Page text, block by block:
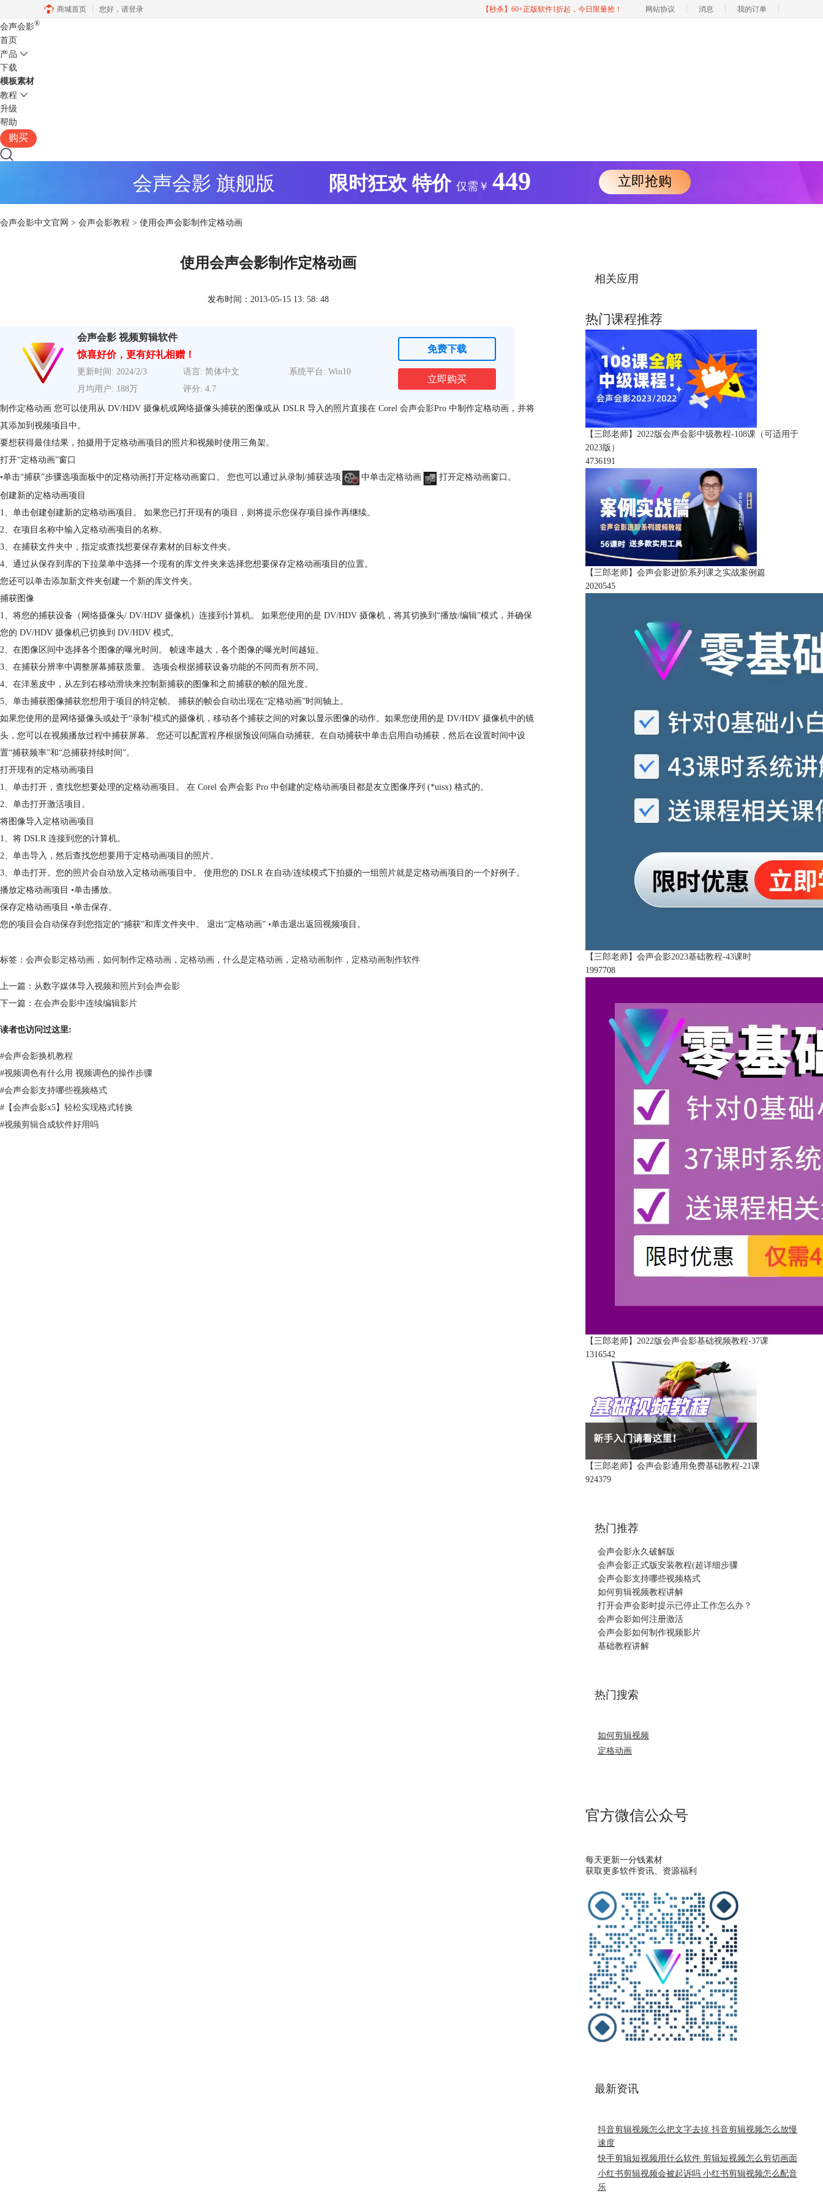
商城首页 您好， 请登录 【秒杀】60+正版软件1折起，今日限量抢！ 网站协议 消息 我的订单
会声会影®
首页
产品
下载
模板素材
教程
升级
帮助
购买
会声会影 旗舰版 限时狂欢 特价 仅需￥ 449 立即抢购
会声会影中文官网 > 会声会影教程 > 使用会声会影制作定格动画
使用会声会影制作定格动画
发布时间：2013-05-15 13: 58: 48
会声会影 视频剪辑软件
惊喜好价，更有好礼相赠！
更新时间: 2024/2/3 语言: 简体中文
系统平台: Win10
月均用户: 188万
评分: 4.7
免费下载
立即购买
制作定格动画 您可以使用从 DV/HDV 摄像机或网络摄像头捕获的图像或从 DSLR 导入的照片直接在 Corel 会声会影Pro 中制作定格动画，并将
其添加到视频项目中。
要想获得最佳结果，拍摄用于定格动画项目的照片和视频时使用三角架。
打开“定格动画”窗口
•单击“捕获”步骤选项面板中的定格动画打开定格动画窗口。 您也可以通过从录制/捕获选项
中单击定格动画
打开定格动画窗口。
创建新的定格动画项目
1、单击创建创建新的定格动画项目。 如果您已打开现有的项目，则将提示您保存项目操作再继续。
2、在项目名称中输入定格动画项目的名称。
3、在捕获文件夹中，指定或查找想要保存素材的目标文件夹。
4、通过从保存到库的下拉菜单中选择一个现有的库文件夹来选择您想要保存定格动画项目的位置。
您还可以单击添加新文件夹创建一个新的库文件夹。
捕获图像
1、将您的捕获设备（网络摄像头/ DV/HDV 摄像机）连接到计算机。 如果您使用的是 DV/HDV 摄像机，将其切换到“播放/编辑”模式，并确保
您的 DV/HDV 摄像机已切换到 DV/HDV 模式。
2、在图像区间中选择各个图像的曝光时间。 帧速率越大，各个图像的曝光时间越短。
3、在捕获分辨率中调整屏幕捕获质量。 选项会根据捕获设备功能的不同而有所不同。
4、在洋葱皮中，从左到右移动滑块来控制新捕获的图像和之前捕获的帧的阻光度。
5、单击捕获图像捕获您想用于项目的特定帧。 捕获的帧会自动出现在“定格动画”时间轴上。
如果您使用的是网络摄像头或处于“录制”模式的摄像机，移动各个捕获之间的对象以显示图像的动作。如果您使用的是 DV/HDV 摄像机中的镜
头，您可以在视频播放过程中捕获屏幕。 您还可以配置程序根据预设间隔自动捕获。在自动捕获中单击启用自动捕获，然后在设置时间中设
置“捕获频率”和“总捕获持续时间”。
打开现有的定格动画项目
1、单击打开，查找您想要处理的定格动画项目。 在 Corel 会声会影 Pro 中创建的定格动画项目都是友立图像序列 (*uisx) 格式的。
2、单击打开激活项目。
将图像导入定格动画项目
1、将 DSLR 连接到您的计算机。
2、单击导入，然后查找您想要用于定格动画项目的照片。
3、单击打开。您的照片会自动放入定格动画项目中。 使用您的 DSLR 在自动/连续模式下拍摄的一组照片就是定格动画项目的一个好例子。
播放定格动画项目 •单击播放。
保存定格动画项目 •单击保存。
您的项目会自动保存到您指定的“捕获”和库文件夹中。 退出“定格动画” •单击退出返回视频项目。
标签： 会声会影定格动画 ， 如何制作定格动画 ， 定格动画 ， 什么是定格动画 ， 定格动画制作 ， 定格动画制作软件
上一篇： 从数字媒体导入视频和照片到会声会影
下一篇： 在会声会影中连续编辑影片
读者也访问过这里:
#会声会影换机教程
#视频调色有什么用 视频调色的操作步骤
#会声会影支持哪些视频格式
# 【会声会影x5】轻松实现格式转换
#视频剪辑合成软件好用吗
相关应用
热门课程推荐
【三郎老师】2022版会声会影中级教程-108课（可适用于
2023版）
4736191
【三郎老师】会声会影进阶系列课之实战案例篇
2020545
【三郎老师】会声会影2023基础教程-43课时
1997708
【三郎老师】2022版会声会影基础视频教程-37课
1316542
【三郎老师】会声会影通用免费基础教程-21课
924379
热门推荐
会声会影永久破解版
会声会影正式版安装教程(超详细步骤
会声会影支持哪些视频格式
如何剪辑视频教程讲解
打开会声会影时提示已停止工作怎么办？
会声会影如何注册激活
会声会影如何制作视频影片
基础教程讲解
热门搜索
如何剪辑视频
定格动画
官方微信公众号
每天更新一分钱素材
获取更多软件资讯、资源福利
最新资讯
抖音剪辑视频怎么把文字去掉 抖音剪辑视频怎么放慢
速度
快手剪辑短视频用什么软件 剪辑短视频怎么剪切画面
小红书剪辑视频会被起诉吗 小红书剪辑视频怎么配音
乐